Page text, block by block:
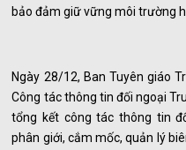
bảo đảm giữ vững môi trường
Ngày 28/12, Ban Tuyên giáo
Công tác thông tin đối ngoại
tổng kết công tác thông tin
phân giới, cắm mốc, quản lý